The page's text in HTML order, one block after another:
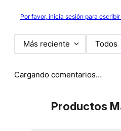
Por favor, inicia sesión para
Más reciente Todos
Cargando comentarios…
Productos